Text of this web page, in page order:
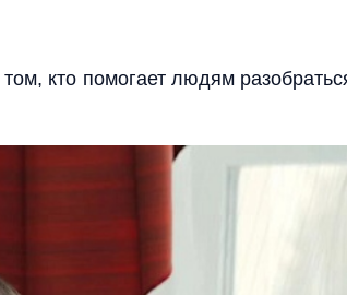
кто помогает людям